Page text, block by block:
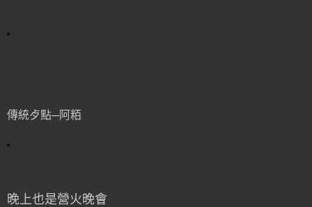
傳統歺點─阿粨
晚上也是營火晚會